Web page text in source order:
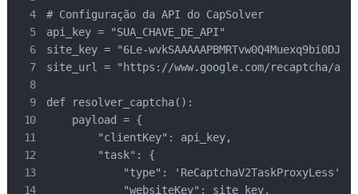
# Configuração da API do CapSolver
api_key = "SUA_CHAVE_DE_API"
site_key = "6Le-
site_url = "https://www.google.com/recaptcha/
def resolver_captcha():
    payload = {
        "clientKey": api_key,
        "task": {
            "type": 'ReCaptchaV2TaskProxyLess',
            "websiteKey": site_key,